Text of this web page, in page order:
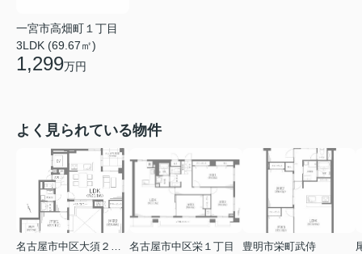
一宮市高畑町１丁目
3LDK (69.67㎡)
1,299万円
よく見られている物件
名古屋市中区栄１丁目
豊明市栄町武侍